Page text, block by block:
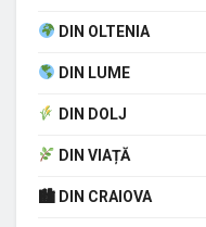
DIN OLTENIA
DIN LUME
DIN DOLJ
DIN VIAȚĂ
🏙 DIN CRAIOVA